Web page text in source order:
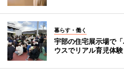
暮らす・働く
宇部の住宅展示場で
ウスでリアル育児体験